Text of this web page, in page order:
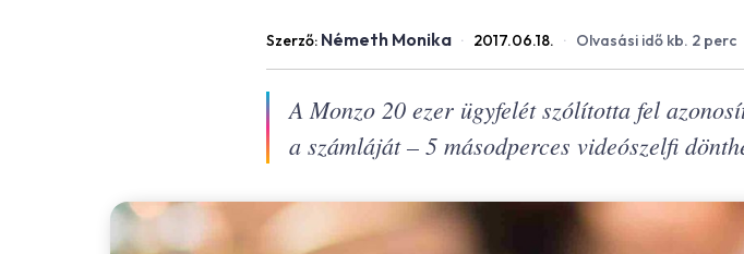
Szerző: Németh Monika · 2017.06.18. · Olvasási idő kb. 2 perc
A Monzo 20 ezer ügyfelét szólította fel
a számláját – 5 másodperces videószelfi